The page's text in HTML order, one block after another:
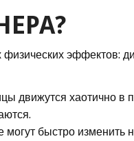
физических эффектов:
движутся хаотично в
быстро изменить